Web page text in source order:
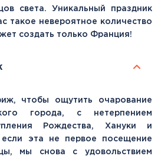
света. Уникальный праздник
такое невероятное количество
создать только Франция!
чтобы ощутить очарование
города, с нетерпением
Рождества, Хануки и
эта не первое посещение
мы снова с удовольствием